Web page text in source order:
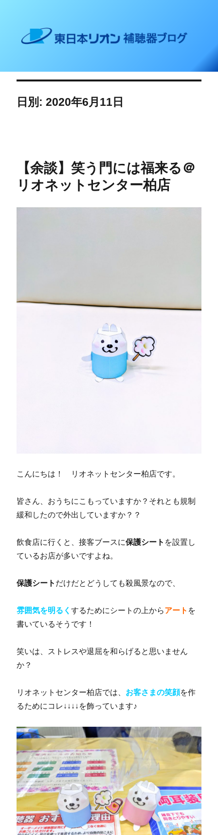
東日本リオン 補聴器ブログ
日別: 2020年6月11日
【余談】笑う門には福来る＠
リオネットセンター柏店
こんにちは！ リオネットセンター柏店です。
皆さん、おうちにこもっていますか？それとも規制
緩和したので外出していますか？？
飲食店に行くと、接客ブースに保護シート を設置し
ているお店が多いですよね。
保護シート だけだとどうしても殺風景なので、
雰囲気を明るくするためにシートの上からアート を
書いているそうです！
笑いは、ストレスや退屈を和らげると思いません
か？
リオネットセンター柏店では、 お客さまの笑顔を作
るためにコレ↓↓↓↓を飾っています♪